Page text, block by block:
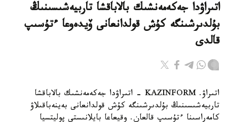
اتىراۋدا جەكەمەنشىك بالاباقشا تاربيەشىسىنىڭ
بۇلدىرشىنگە كۇش قولدانعانى ۆيدەوعا ءتۇسىپ
قالدى
اتىراۋ. KAZINFORM - اتىراۋدا جەكەمەنشىك بالاباقشا
تاربيەشىسىنىڭ بۇلدىرشىنگە كۇش قولدانعانى بەينەباقىلاۋ
كامەراسىنا ءتۇسىپ قالعان. وقيعاعا بايلانىستى پوليتسيا